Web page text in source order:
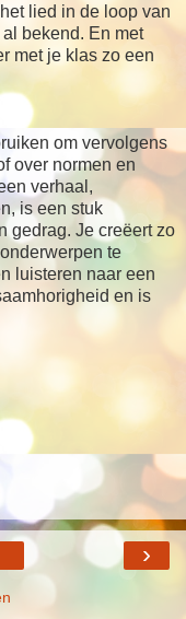
lied in de loop van
bekend. En met
met je klas zo een
om vervolgens
over normen en
verhaal,
is een stuk
gedrag. Je creëert zo
te
luisteren naar een
en is
›